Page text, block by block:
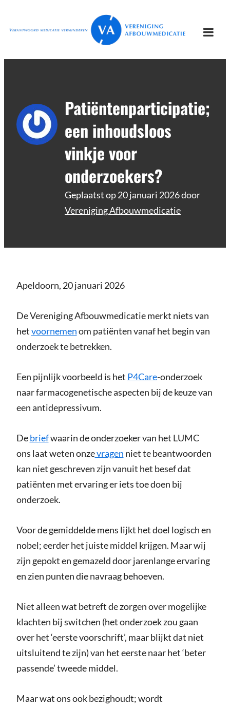
naar
inhoud
Vereniging
Afbouwmedicatie
Verantwoord afbouwen
Patiëntenparticipatie;
een inhoudsloos
vinkje voor
onderzoekers?
Geplaatst op20 januari 2026door
Vereniging Afbouwmedicatie
Apeldoorn, 20 januari 2026
De Vereniging Afbouwmedicatie merkt niets van
hetvoornemenom patiënten vanaf het begin van
onderzoek te betrekken.
Een pijnlijk voorbeeld is het P4Care-onderzoek
naar farmacogenetische aspecten bij de keuze van
een antidepressivum.
Debriefwaarin de onderzoeker van het LUMC
ons laat weten onzevragen niet te beantwoorden
kan niet geschreven zijn vanuit het besef dat
patiënten met ervaring er iets toe doen bij
onderzoek.
Voor de gemiddelde mens lijkt het doel logisch en
nobel; eerder het juiste middel krijgen. Maar wij
zijn gepokt en gemazeld door jarenlange ervaring
en zien punten die navraag behoeven.
Niet alleen wat betreft de zorgen over mogelijke
klachten bij switchen (het onderzoek zou gaan
over het ‘eerste voorschrift’, maar blijkt dat niet
uitsluitend te zijn) van het eerste naar het ‘beter
passende’ tweede middel.
Maar wat ons ook bezighoudt; wordt